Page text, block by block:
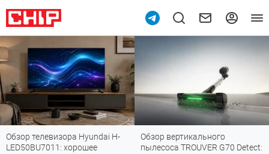
Обзор телевизора Hyundai H-
LED50BU7011: хорошее
Обзор вертикального
пылесоса TROUVER G70 Detect: